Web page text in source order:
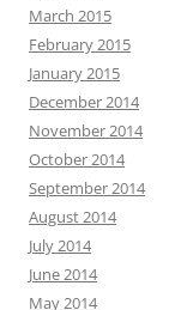
March 2015
February 2015
January 2015
December 2014
November 2014
October 2014
September 2014
August 2014
July 2014
June 2014
May 2014